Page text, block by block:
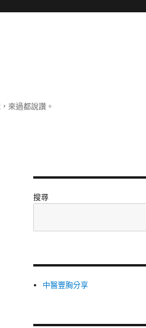
來過都說讚。
搜尋
中醫豐胸分享